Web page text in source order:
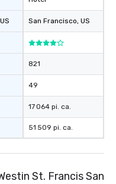
experience is
restaurants are within
walking distance of
members a chance to
networking
Our tours offer an
entertainment. All
knowledgeable,
fascinating stories.
San Francisco, US
821
49
17 064 pi. ca.
51 509 pi. ca.
St. Francis San